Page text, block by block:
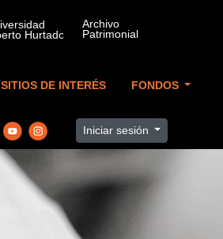
SITIOS DE INTERÉS FONDOS
Iniciar sesión